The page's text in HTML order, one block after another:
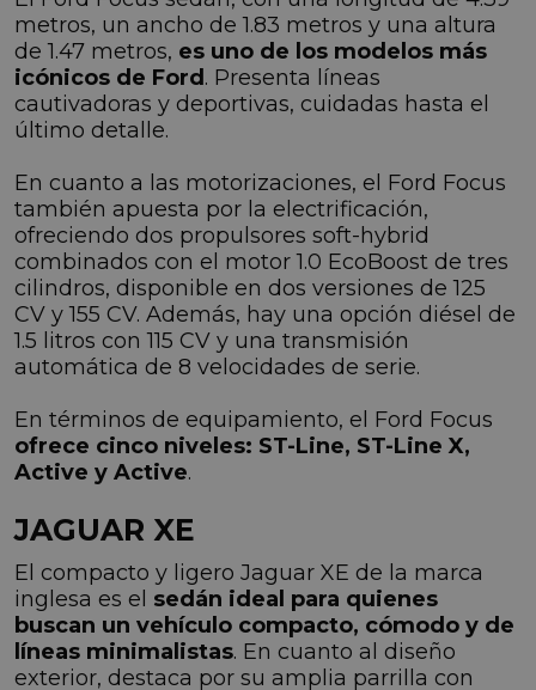
metros, un ancho de 1.83 metros y una altura
de 1.47 metros, es uno de los modelos más
icónicos de Ford. Presenta líneas
cautivadoras y deportivas, cuidadas hasta el
último detalle.
En cuanto a las motorizaciones, el Ford Focus
también apuesta por la electrificación,
ofreciendo dos propulsores soft-hybrid
combinados con el motor 1.0 EcoBoost de tres
cilindros, disponible en dos versiones de 125
CV y 155 CV. Además, hay una opción diésel de
1.5 litros con 115 CV y una transmisión
automática de 8 velocidades de serie.
En términos de equipamiento, el Ford Focus
ofrece cinco niveles: ST-Line, ST-Line X,
Active y Active.
JAGUAR XE
El compacto y ligero Jaguar XE de la marca
inglesa es el sedán ideal para quienes
buscan un vehículo compacto, cómodo y de
líneas minimalistas. En cuanto al diseño
exterior, destaca por su amplia parrilla con